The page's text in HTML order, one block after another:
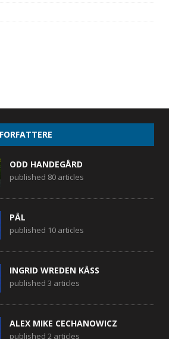
ODD HANDEGÅRD
published 80 articles
PÅL
published 10 articles
INGRID WREDEN KÅSS
published 3 articles
ALEX MIKE CECHANOWICZ
published 2 articles